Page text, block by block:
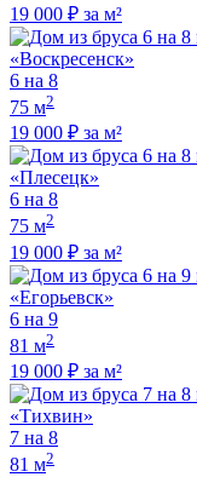
19 000 ₽ за м²
«Воскресенск»
6 на 8
75 м2
19 000 ₽ за м²
«Плесецк»
6 на 8
75 м2
19 000 ₽ за м²
«Егорьевск»
6 на 9
81 м2
19 000 ₽ за м²
«Тихвин»
7 на 8
81 м2